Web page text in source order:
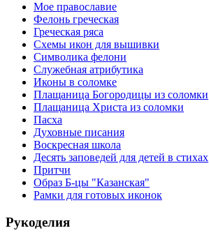
Мое православие
Фелонь греческая
Греческая ряса
Схемы икон для вышивки
Символика фелони
Служебная атрибутика
Иконы в соломке
Плащаница Богородицы из соломки
Плащаница Христа из соломки
Пасха
Духовные писания
Воскресная школа
Десять заповедей для детей в стихах
Притчи
Образ Б-цы "Казанская"
Рамки для готовых иконок
Рукоделия